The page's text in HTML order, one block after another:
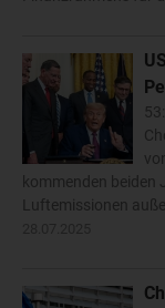
kommenden beiden
Luftemissionen